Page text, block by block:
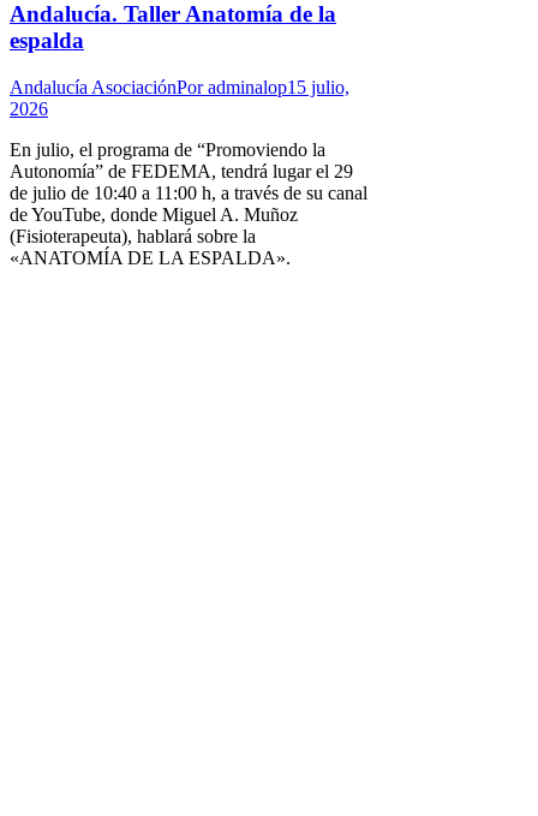
Andalucía. Taller Anatomía de la
espalda
Andalucía AsociaciónPoradminalop15 julio,
2026
En julio, el programa de “Promoviendo la
Autonomía” de FEDEMA, tendrá lugar el 29
de julio de 10:40 a 11:00 h, a través de su canal
de YouTube, donde Miguel A. Muñoz
(Fisioterapeuta), hablará sobre la
«ANATOMÍA DE LA ESPALDA».